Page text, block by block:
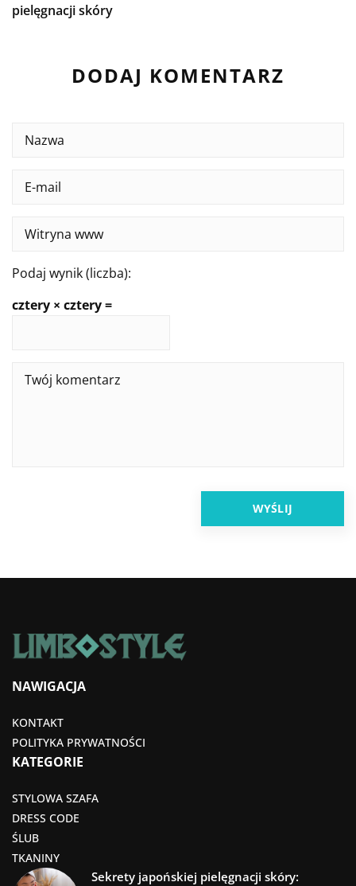
pielęgnacji skóry
DODAJ KOMENTARZ
Podaj wynik (liczba):
cztery × cztery =
NAWIGACJA
KONTAKT
POLITYKA PRYWATNOŚCI
KATEGORIE
STYLOWA SZAFA
DRESS CODE
ŚLUB
TKANINY
Sekrety japońskiej pielęgnacji skóry: